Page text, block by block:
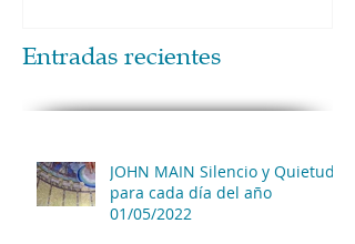
Entradas recientes
JOHN MAIN Silencio y Quietud
para cada día del año
01/05/2022